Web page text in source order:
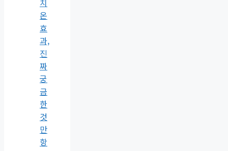
치
온
효
과,
진
짜
궁
금
한
것
만
항